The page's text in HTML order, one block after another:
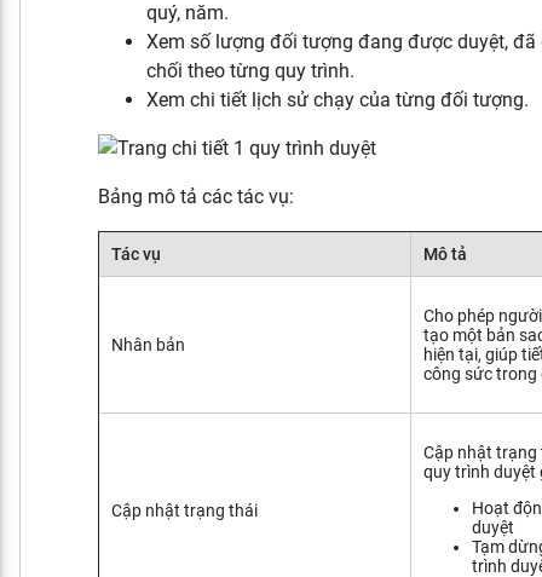
quý, năm.
Xem số lượng đối tượng đang được duyệt,
chối theo từng quy trình.
Xem chi tiết lịch sử chạy của từng đối tượng.
Bảng mô tả các tác vụ:
Tác vụ Mô tả
Nhân bản
Cho phép
tạo một bản
hiện tại, giúp
công sức trong
Cập nhật trạng thái
Cập nhật
quy trình duyệt
Hoạt
duyệt
Tạm
trình